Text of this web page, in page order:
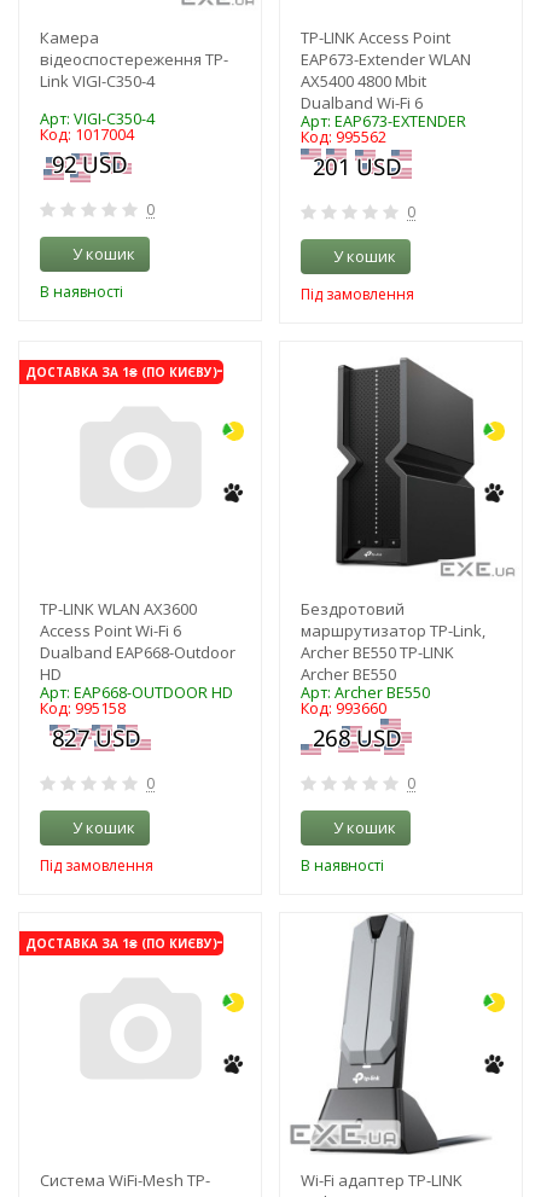
Камера
відеоспостереження TP-
Link VIGI-C350-4
Арт: VIGI-C350-4
Код: 1017004
0
У кошик
В наявності
TP-LINK Access Point
EAP673-Extender WLAN
AX5400 4800 Mbit
Dualband Wi-Fi 6
Арт: EAP673-EXTENDER
Код: 995562
0
У кошик
Під замовлення
ДОСТАВКА ЗА 1₴ (ПО КИЄВУ)-3%
TP-LINK WLAN AX3600
Access Point Wi-Fi 6
Dualband EAP668-Outdoor
HD
Арт: EAP668-OUTDOOR HD
Код: 995158
0
У кошик
Під замовлення
Бездротовий
маршрутизатор TP-Link,
Archer BE550 TP-LINK
Archer BE550
Арт: Archer BE550
Код: 993660
0
У кошик
В наявності
ДОСТАВКА ЗА 1₴ (ПО КИЄВУ)-3%
Система WiFi-Mesh TP-
Wi-Fi адаптер TP-LINK